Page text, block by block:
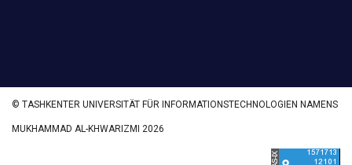
© TASHKENTER UNIVERSITÄT FÜR INFORMATIONSTECHNOLOGIEN NAMENS
MUKHAMMAD AL-KHWARIZMI 2026